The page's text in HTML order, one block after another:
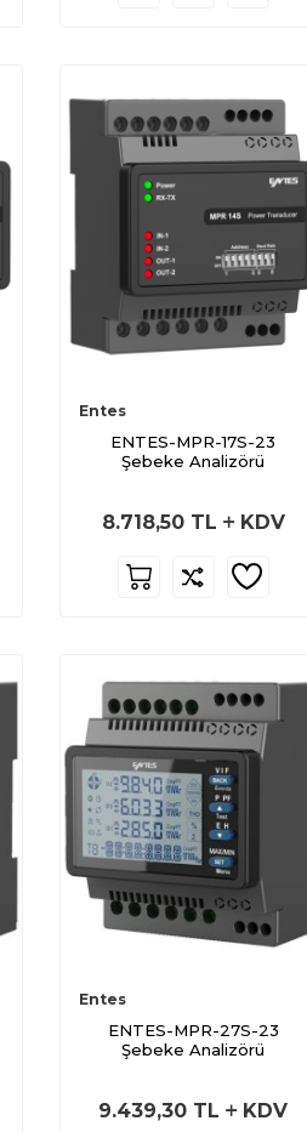
Entes
ENTES-MPR-17S-23
Şebeke Analizörü
8.718,50TL KDV
Entes
ENTES-MPR-27S-23
Şebeke Analizörü
9.439,30 TL KDV